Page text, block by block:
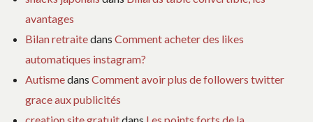
avantages
Bilan retraitedans Comment acheter des likes
automatiques instagram?
Autismedans Comment avoir plus de followers twitter
grace aux publicités